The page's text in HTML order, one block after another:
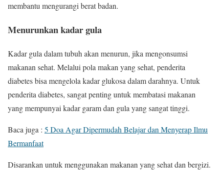
membantu mengurangi berat badan.
Menurunkan kadar gula
Kadar gula dalam tubuh akan menurun, jika mengonsumsi
makanan sehat. Melalui pola makan yang sehat, penderita
diabetes bisa mengelola kadar glukosa dalam darahnya. Untuk
penderita diabetes, sangat penting untuk membatasi makanan
yang mempunyai kadar garam dan gula yang sangat tinggi.
Baca juga : 5 Doa Agar Dipermudah Belajar dan Menyerap Ilmu
Bermanfaat
Disarankan untuk menggunakan makanan yang sehat dan bergizi.